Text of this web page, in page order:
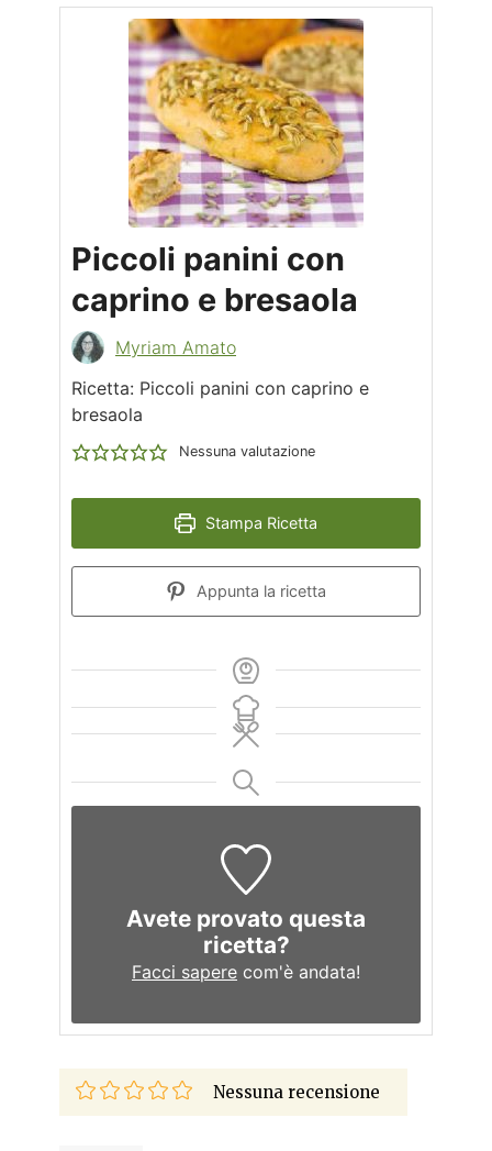
Piccoli panini con
caprino e bresaola
Myriam Amato
Ricetta: Piccoli panini con caprino e
bresaola
Nessuna valutazione
Stampa Ricetta
Appunta la ricetta
Avete provato questa
ricetta?
Facci sapere com'è andata!
Nessuna recensione